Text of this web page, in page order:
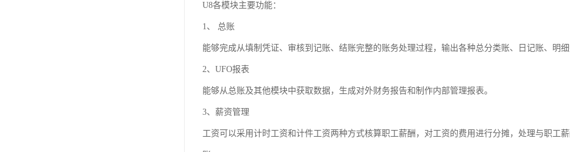
U8各模块主要功能：
1、 总账
能够完成从填制凭证、审核到记账、结账完整的账务处理过程，输出各种总分类账、日记账、明细
2、UFO报表
能够从总账及其他模块中获取数据，生成对外财务报告和制作内部管理报表。
3、薪资管理
工资可以采用计时工资和计件工资两种方式核算职工薪酬，对工资的费用进行分摊，处理与职工